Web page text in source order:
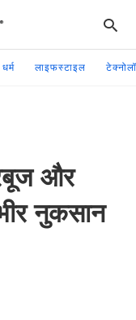
धर्म लाइफस्टाइल
और
नुकसान